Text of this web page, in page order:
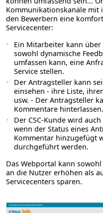
Kommunikationskanäle mit
den Bewerbern eine
Servicecenter:
Ein Mitarbeiter kann
sowohl dynamische
umfassen kann, eine
Service stellen.
Der Antragsteller kann
einsehen - ihre Liste,
usw. - Der Antragsteller
Kommentare hinterlassen.
Der CSC-Kunde wird
wenn der Status eines
Kommentar hinzugefügt
durchgeführt werden.
Das Webportal kann
an die Nutzer erhöhen als
Servicecenters sparen.